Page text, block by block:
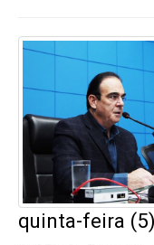
quinta-feira (5)